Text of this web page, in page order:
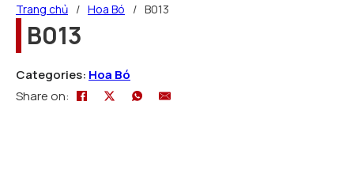
Trang chủ / Hoa Bó / B013
B013
Categories: Hoa Bó
Share on: